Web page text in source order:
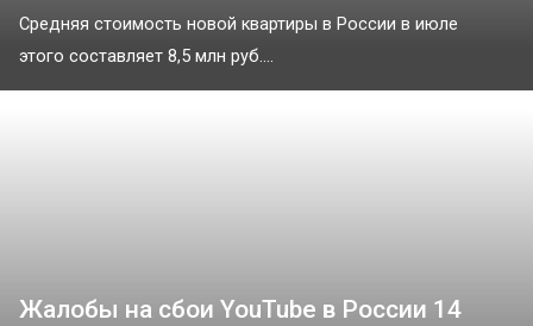
Средняя стоимость новой квартиры в России в июле
этого составляет 8,5 млн руб....
Жалобы на сбои YouTube в России 14